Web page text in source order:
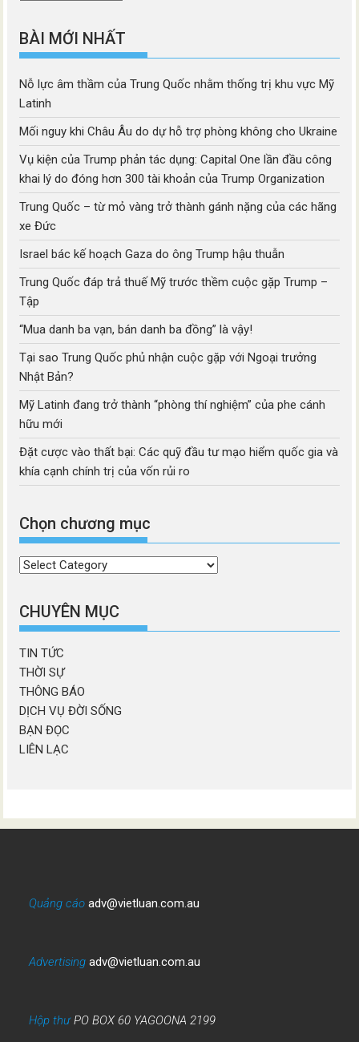
BÀI MỚI NHẤT
Nỗ lực âm thầm của Trung Quốc nhằm thống trị khu vực Mỹ
Latinh
Mối nguy khi Châu Âu do dự hỗ trợ phòng không cho Ukraine
Vụ kiện của Trump phản tác dụng: Capital One lần đầu công
khai lý do đóng hơn 300 tài khoản của Trump Organization
Trung Quốc – từ mỏ vàng trở thành gánh nặng của các hãng
xe Đức
Israel bác kế hoạch Gaza do ông Trump hậu thuẫn
Trung Quốc đáp trả thuế Mỹ trước thềm cuộc gặp Trump –
Tập
“Mua danh ba vạn, bán danh ba đồng” là vậy!
Tại sao Trung Quốc phủ nhận cuộc gặp với Ngoại trưởng
Nhật Bản?
Mỹ Latinh đang trở thành “phòng thí nghiệm” của phe cánh
hữu mới
Đặt cược vào thất bại: Các quỹ đầu tư mạo hiểm quốc gia và
khía cạnh chính trị của vốn rủi ro
Chọn chương mục
Chọn
mục
CHUYÊN MỤC
TIN TỨC
THỜI SỰ
THÔNG BÁO
DỊCH VỤ ĐỜI SỐNG
BẠN ĐỌC
LIÊN LẠC
Quảng cáo adv@vietluan.com.au
Advertising adv@vietluan.com.au
Hộp thưPO BOX 60 YAGOONA 2199